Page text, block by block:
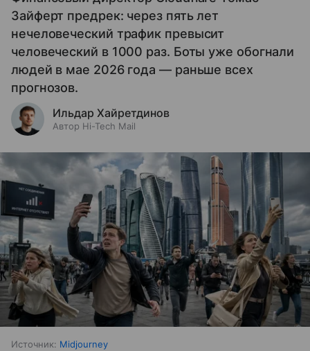
Зайферт предрек: через пять лет
нечеловеческий трафик превысит
человеческий в 1000 раз. Боты уже обогнали
людей в мае 2026 года — раньше всех
прогнозов.
Ильдар Хайретдинов
Автор Hi-Tech Mail
Источник: Midjourney